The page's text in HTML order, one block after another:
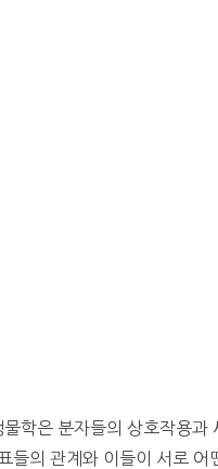
학은 분자들의 상호작용과
들의 관계와 이들이 서로 어